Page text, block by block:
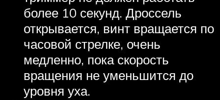
более 10 секунд. Дроссель
открывается, винт вращается по
часовой стрелке, очень
медленно, пока скорость
вращения не уменьшится до
уровня уха.